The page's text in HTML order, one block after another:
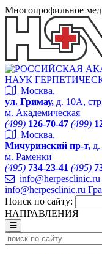
Многопрофильное
Москва,
ул. Гримау, д. 10А,
м. Академическая
(499) 126-70-47 (499)
Москва,
Мичуринский пр-т,
м. Раменки
(495) 734-23-41 (495)
info@herpesclinic.ru
info@herpesclinic.ru
Поиск по сайту:
НАПРАВЛЕНИЯ